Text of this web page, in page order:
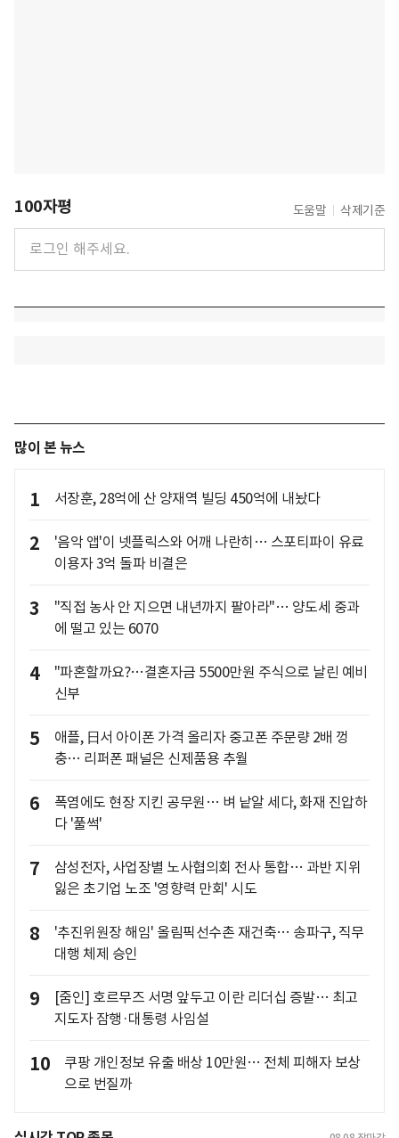
100자평 도움말 삭제기준
많이 본 뉴스
1 서장훈, 28억에 산 양재역 빌딩 450억에 내놨다
2
'음악 앱'이 넷플릭스와 어깨 나란히… 스포티파이 유료
이용자 3억 돌파 비결은
3
"직접 농사 안 지으면 내년까지 팔아라"… 양도세 중과
에 떨고 있는 6070
4
"파혼할까요?…결혼자금 5500만원 주식으로 날린 예비
신부
5
애플, 日서 아이폰 가격 올리자 중고폰 주문량 2배 껑
충… 리퍼폰 패널은 신제품용 추월
6
폭염에도 현장 지킨 공무원… 벼 낱알 세다, 화재 진압하
다 '풀썩'
7
삼성전자, 사업장별 노사협의회 전사 통합… 과반 지위
잃은 초기업 노조 '영향력 만회' 시도
8
'추진위원장 해임' 올림픽선수촌 재건축… 송파구, 직무
대행 체제 승인
9
[줌인] 호르무즈 서명 앞두고 이란 리더십 증발… 최고
지도자 잠행·대통령 사임설
10
쿠팡 개인정보 유출 배상 10만원… 전체 피해자 보상
으로 번질까